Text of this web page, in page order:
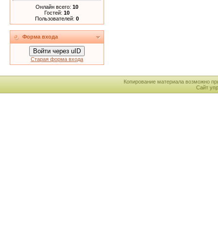
Онлайн всего: 10
Гостей: 10
Пользователей: 0
Форма входа
Войти через uID
Старая форма входа
Копирование материала возможно
Сайт